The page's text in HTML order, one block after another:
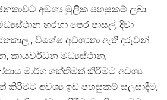
අවශ්‍ය මුලික පහසුකම් ලබා
හරහා පෙර පාසල්, දිවා
, විශේෂ අවශ්‍යතා ඇති දරුවන්
කායවර්ධන මධ්‍යස්ථාන,
මාර්ග ශක්තිමත් කිරීමට අවශ්‍ය
කිරීමට අවශ්‍ය ඉඩ පහසුකම් සලසාදීම,